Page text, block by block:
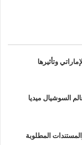
وتأثيرها
السوشيال ميديا
المطلوبة